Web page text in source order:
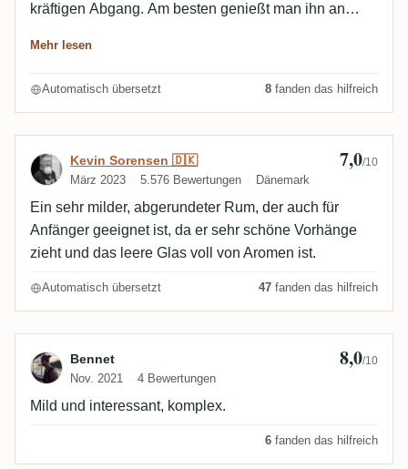
kräftigen Abgang. Am besten genießt man ihn an
dem Tisch und einer guten Zigarre :-)
Mehr lesen
Automatisch übersetzt 8 fanden das hilfreich
Bewertung von Kevin Sorensen 🇩🇰
Kevin Sorensen 🇩🇰
März 2023 5.576 Bewertungen Dänemark
7,0/10
Ein sehr milder, abgerundeter Rum, der auch für
Anfänger geeignet ist, da er sehr schöne Vorhänge
zieht und das leere Glas voll von Aromen ist.
Automatisch übersetzt 47 fanden das hilfreich
Bewertung von Bennet
Bennet
Nov. 2021 4 Bewertungen
8,0/10
Mild und interessant, komplex.
6 fanden das hilfreich